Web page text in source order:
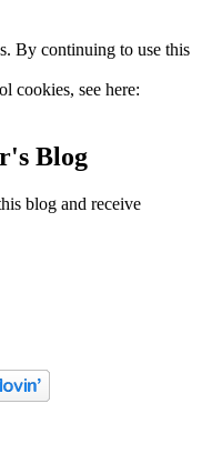
By continuing to use this
cookies, see here:
Blog
blog and receive